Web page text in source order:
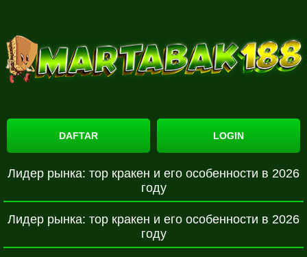
DAFTAR LOGIN
Лидер рынка: тор кракен и его особенности в 2026
году
Лидер рынка: тор кракен и его особенности в 2026
году